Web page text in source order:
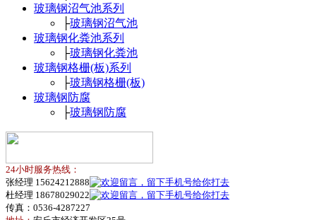
玻璃钢沼气池系列
├玻璃钢沼气池
玻璃钢化粪池系列
├玻璃钢化粪池
玻璃钢格栅(板)系列
├玻璃钢格栅(板)
玻璃钢防腐
├玻璃钢防腐
24小时服务热线：
张经理 15624212888
杜经理 18678029022
传真：0536-4287227